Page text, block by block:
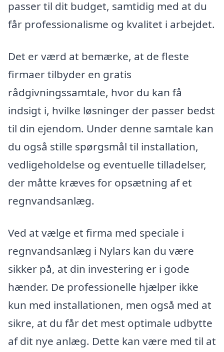
passer til dit budget, samtidig med at du
får professionalisme og kvalitet i arbejdet.
Det er værd at bemærke, at de fleste
firmaer tilbyder en gratis
rådgivningssamtale, hvor du kan få
indsigt i, hvilke løsninger der passer bedst
til din ejendom. Under denne samtale kan
du også stille spørgsmål til installation,
vedligeholdelse og eventuelle tilladelser,
der måtte kræves for opsætning af et
regnvandsanlæg.
Ved at vælge et firma med speciale i
regnvandsanlæg i Nylars kan du være
sikker på, at din investering er i gode
hænder. De professionelle hjælper ikke
kun med installationen, men også med at
sikre, at du får det mest optimale udbytte
af dit nye anlæg. Dette kan være med til at